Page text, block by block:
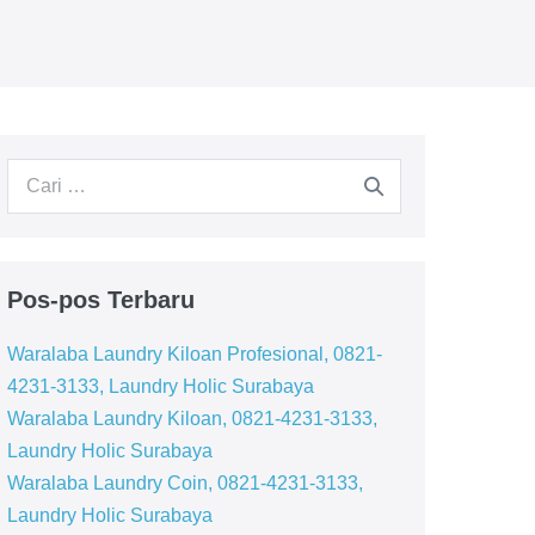
Pencarian
Pos-pos Terbaru
Waralaba Laundry Kiloan Profesional, 0821-
4231-3133, Laundry Holic Surabaya
Waralaba Laundry Kiloan, 0821-4231-3133,
Laundry Holic Surabaya
Waralaba Laundry Coin, 0821-4231-3133,
Laundry Holic Surabaya